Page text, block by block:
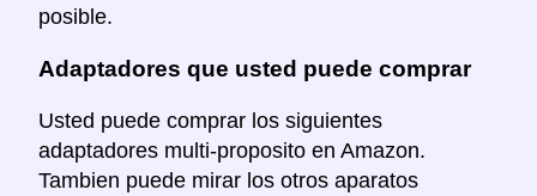
posible.
Adaptadores que usted puede comprar
Usted puede comprar los siguientes
adaptadores multi-proposito en Amazon.
Tambien puede mirar los otros aparatos